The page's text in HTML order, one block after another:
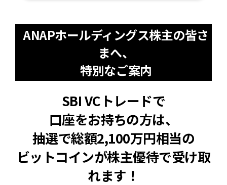
ANAPホールディングス株主の皆さ
まへ、
特別なご案内
SBI VCトレードで
口座をお持ちの方は、
抽選で総額2,100万円相当の
ビットコインが株主優待で受け取
れます！